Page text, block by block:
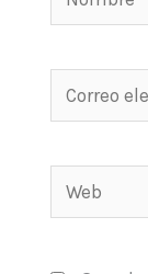
Correo
Web